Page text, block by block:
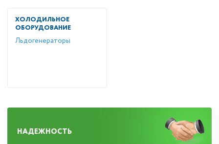
ХОЛОДИЛЬНОЕ
ОБОРУДОВАНИЕ
Льдогенераторы
НАДЕЖНОСТЬ